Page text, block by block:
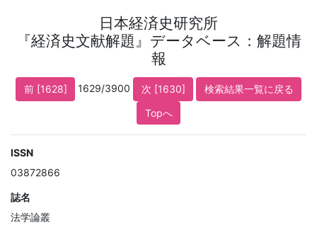
日本経済史研究所
『経済史文献解題』データベース：解題情
報
前 [1628] 1629/3900 次 [1630]
検索結果一覧に戻る
Topへ
ISSN
03872866
誌名
法学論叢